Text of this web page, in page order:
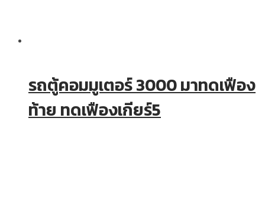
รถตู้คอมมูเตอร์ 3000 มาทดเฟือง
ท้าย ทดเฟืองเกียร์5